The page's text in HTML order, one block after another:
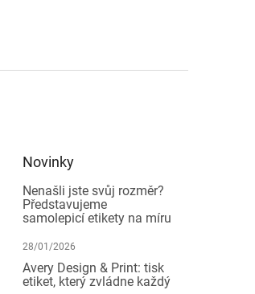
Novinky
Nenašli jste svůj rozměr?
Představujeme
samolepicí etikety na míru
28/01/2026
Avery Design & Print: tisk
etiket, který zvládne každý